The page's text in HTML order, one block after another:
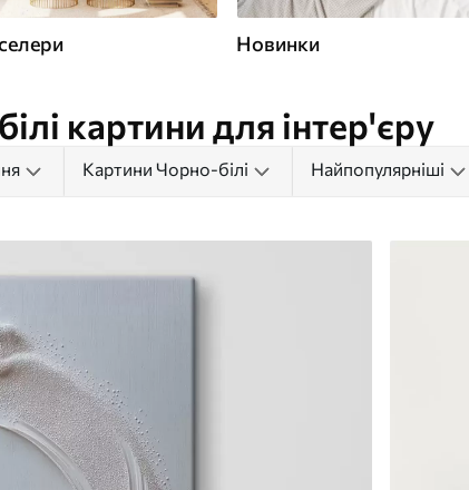
Новинки
картини для інтер'єру
Картини Чорно-білі Найпопулярніші